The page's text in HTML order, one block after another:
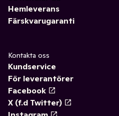
Hemleverans
Färskvarugaranti
Kontakta oss
Kundservice
För leverantörer
Facebook
X (f.d Twitter)